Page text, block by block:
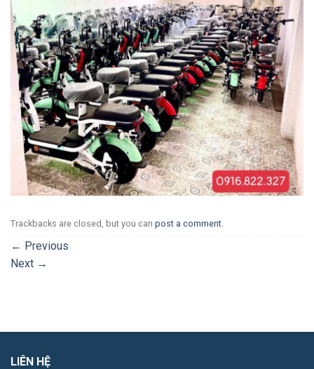
Trackbacks are closed, but you can post a comment.
← Previous
Next →
LIÊN HỆ